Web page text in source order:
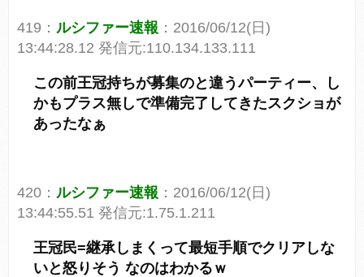
419： ルシファー速報 ：2016/06/12(日)
13:44:28.12 発信元:110.134.133.111
この前王冠持ちが募集のと違うパーティー、し
かもプラス無しで準備完了してきたスクショが
あったなぁ
420： ルシファー速報 ：2016/06/12(日)
13:44:55.51 発信元:1.75.1.211
王冠民=継承しまくって最短手順でクリアしな
いと怒りそう なのはわかるｗ